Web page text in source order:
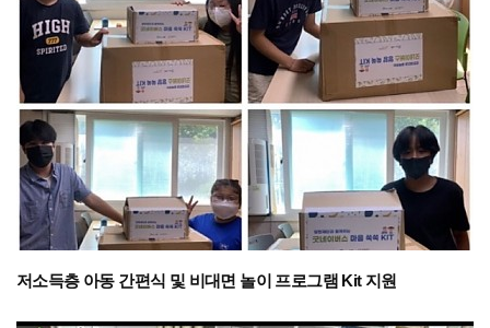
저소득층 아동 간편식 및 비대면 놀이 프로그램 Kit 지원